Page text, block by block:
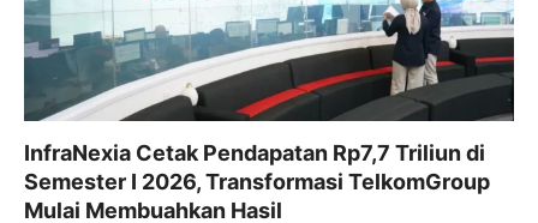
InfraNexia Cetak Pendapatan Rp7,7 Triliun di
Semester I 2026, Transformasi TelkomGroup
Mulai Membuahkan Hasil